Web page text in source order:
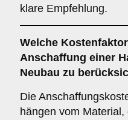
klare Empfehlung.
Welche
Anschaffung einer
Neubau zu
Die
hängen vom Material,